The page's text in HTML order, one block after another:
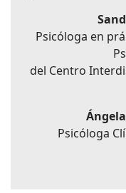
Psicóloga en
del Centro
Psicóloga